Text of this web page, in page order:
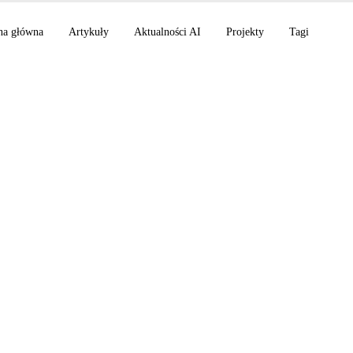
główna Artykuły Aktualności AI Projekty Tagi